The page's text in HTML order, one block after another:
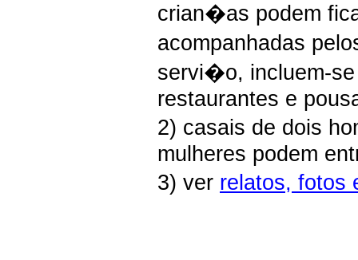
crian�as podem
acompanhadas
servi�o, incluem-
restaurantes e
2) casais de dois
mulheres podem
3) ver relatos, fotos